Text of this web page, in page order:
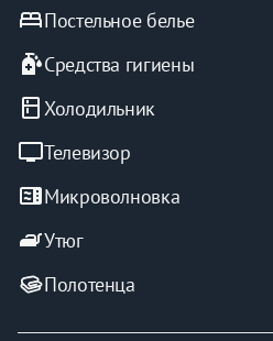
bedПостельное белье
sanitizerСредства гигиены
kitchen Холодильник
tvТелевизор
microwaveМикроволновка
ironУтюг
Полотенца